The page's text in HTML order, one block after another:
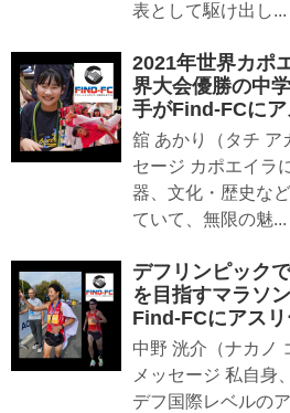
表として駆け出し...
2021年世界カポ
界大会優勝の中
手がFind-FCにア
舘 あかり（タチ ア
セージ カポエイラ
器、文化・歴史な
ていて、無限の魅...
デフリンピック
を目指すマラソ
Find-FCにアスリ
中野 洸介（ナカノ
メッセージ 私自身
デフ国際レベルの